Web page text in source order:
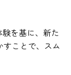
験を基に、新た
ことで、スム